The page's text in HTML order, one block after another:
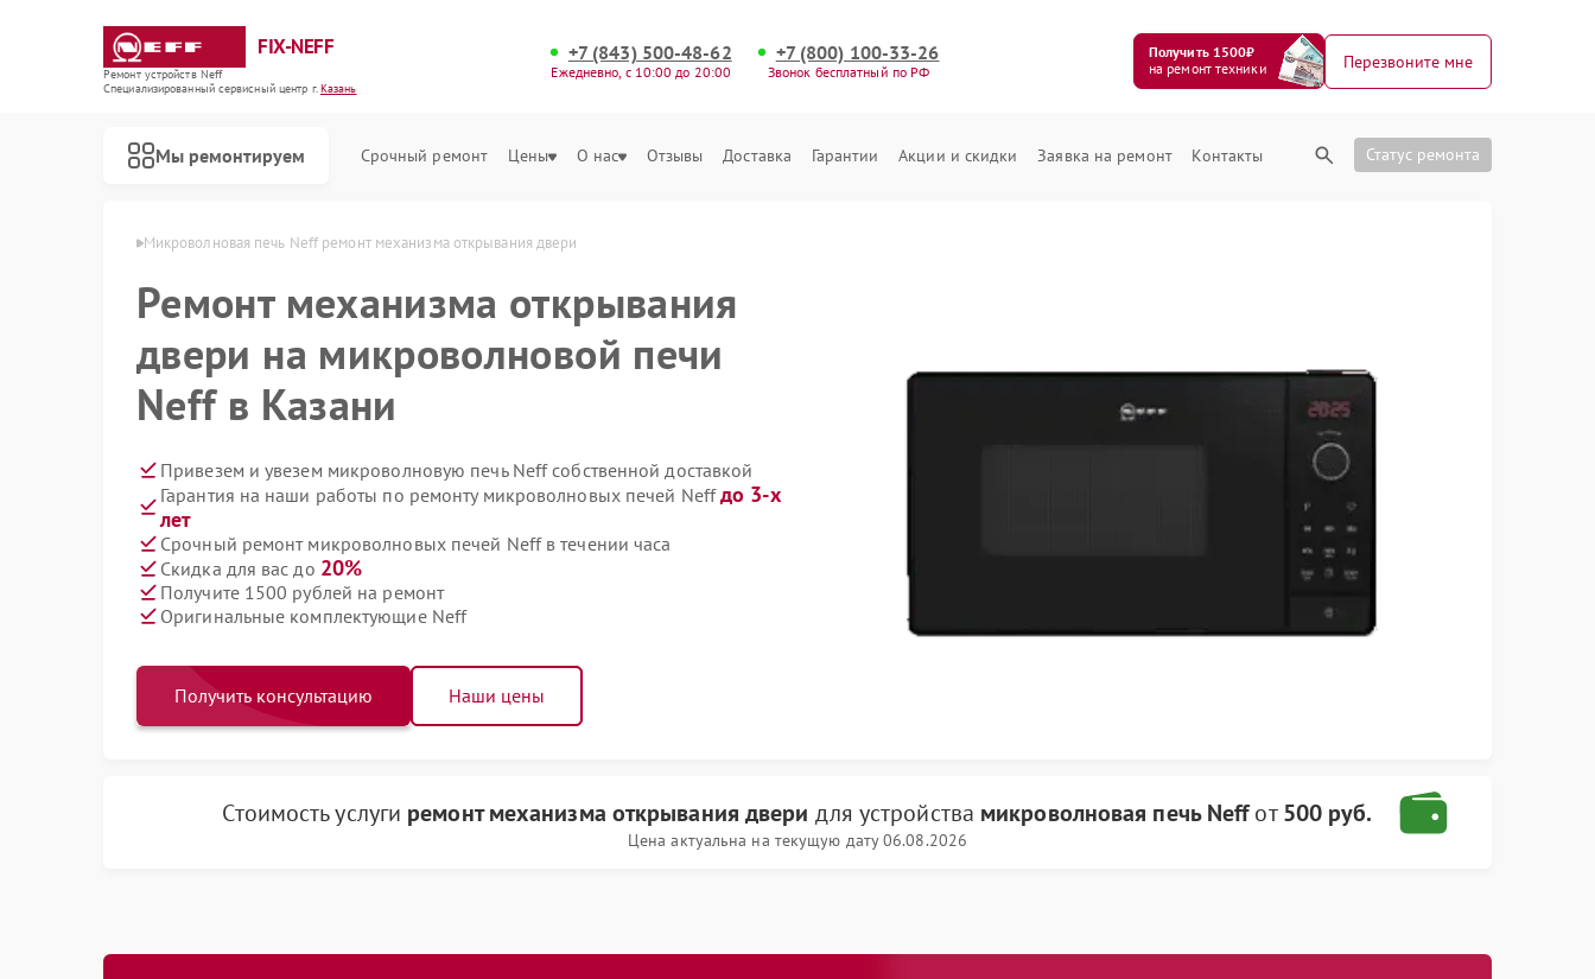
FIX-NEFF
Ремонт устройств Neff
Специализированный cервисный центр г.Казань
+7 (843) 500-48-62
Ежедневно, с 10:00 до 20:00
+7 (800) 100-33-26
Звонок бесплатный по РФ
Получить 1500₽
на ремонт техники
Перезвоните мне
Мы ремонтируем Срочный ремонт Цены О нас Отзывы Доставка Гарантии Акции и скидки Заявка на ремонт Контакты Статус ремонта
Микроволновая печь Neff ремонт механизма открывания двери
Ремонт механизма открывания
двери на микроволновой печи
Neff в Казани
Привезем и увезем микроволновую печь Neff собственной доставкой
Гарантия на наши работы по ремонту микроволновых печей Neffдо 3-х
лет
Срочный ремонт микроволновых печей Neff в течении часа
Скидка для вас до 20%
Получите 1500 рублей на ремонт
Оригинальные комплектующие Neff
Получить консультацию Наши цены
Стоимость услуги ремонт механизма открывания двери для устройства микроволновая печь Neffот500 руб.
Цена актуальна на текущую дату 06.08.2026